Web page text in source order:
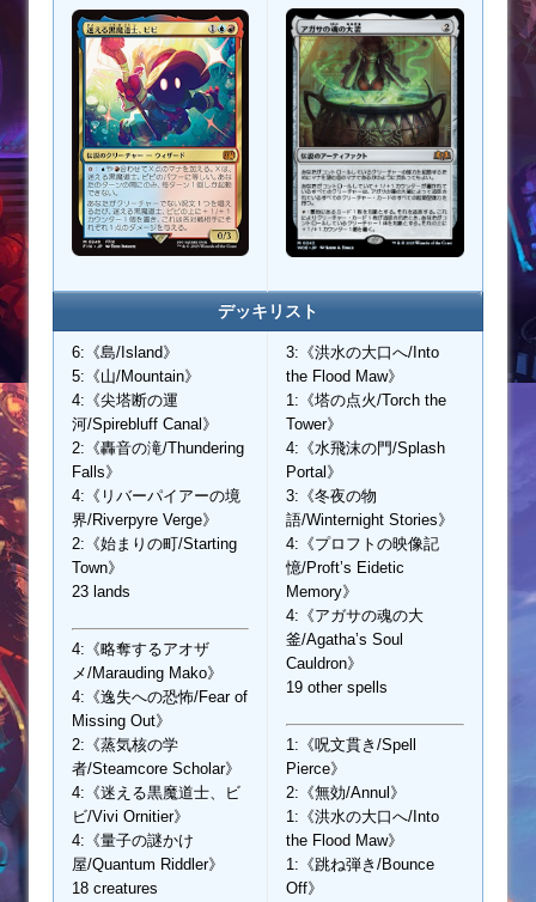
デッキリスト
6:《島/Island》
5:《山/Mountain》
4:《尖塔断の運
河/Spirebluff Canal》
2:《轟音の滝/Thundering
Falls》
4:《リバーパイアーの境
界/Riverpyre Verge》
2:《始まりの町/Starting
Town》
23 lands
4:《略奪するアオザ
メ/Marauding Mako》
4:《逸失への恐怖/Fear of
Missing Out》
2:《蒸気核の学
者/Steamcore Scholar》
4:《迷える黒魔道士、ビ
ビ/Vivi Ornitier》
4:《量子の謎かけ
屋/Quantum Riddler》
18 creatures
3:《洪水の大口へ/Into
the Flood Maw》
1:《塔の点火/Torch the
Tower》
4:《水飛沫の門/Splash
Portal》
3:《冬夜の物
語/Winternight Stories》
4:《プロフトの映像記
憶/Proft’s Eidetic
Memory》
4:《アガサの魂の大
釜/Agatha’s Soul
Cauldron》
19 other spells
1:《呪文貫き/Spell
Pierce》
2:《無効/Annul》
1:《洪水の大口へ/Into
the Flood Maw》
1:《跳ね弾き/Bounce
Off》